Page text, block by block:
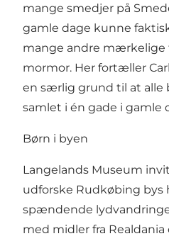
mange smedjer på
gamle dage kunne
mange andre
mormor. Her fortæller
en særlig grund til at alle
samlet i én gade i gamle
Børn i byen
Langelands Museum
udforske Rudkøbing bys
spændende
med midler fra